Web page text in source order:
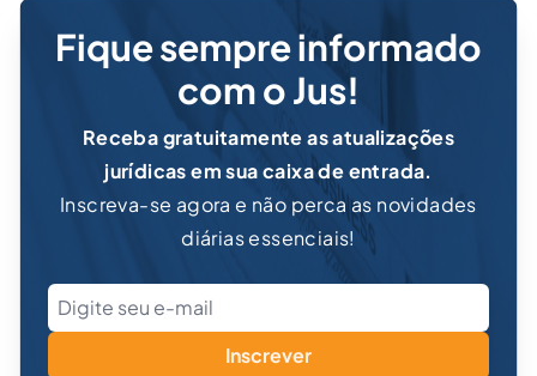
Fique sempre informado
com o Jus!
Receba gratuitamente as atualizações
jurídicas em sua caixa de entrada.
Inscreva-se agora e não perca as novidades
diárias essenciais!
Inscrever